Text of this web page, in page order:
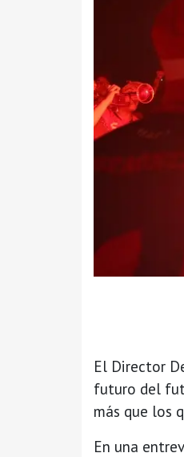
El Director
futuro del
más que los
En una